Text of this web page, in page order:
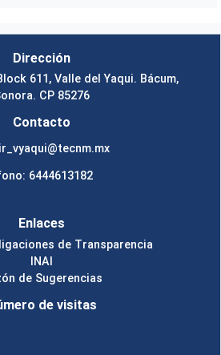
Dirección
611, Valle del Yaqui. Bácum,
CP 85276
Contacto
6444613182
Enlaces
de Transparencia
INAI
de Sugerencias
de visitas